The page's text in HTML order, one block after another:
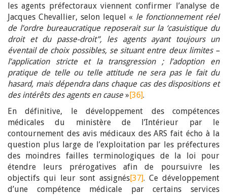
les agents préfectoraux viennent confirmer l’analyse de
Jacques Chevallier, selon lequel « le fonctionnement réel
de l’ordre bureaucratique reposerait sur la ‘casuistique du
droit et du passe-droit’’, les agents ayant toujours un
éventail de choix possibles, se situant entre deux limites –
l’application stricte et la transgression ; l’adoption en
pratique de telle ou telle attitude ne sera pas le fait du
hasard, mais dépendra dans chaque cas des dispositions et
des intérêts des agents en cause»[36].
En définitive, le développement des compétences
médicales du ministère de l’Intérieur par le
contournement des avis médicaux des ARS fait écho à la
question plus large de l’exploitation par les préfectures
des moindres failles terminologiques de la loi pour
étendre leurs prérogatives afin de poursuivre les
objectifs qui leur sont assignés[37]. Ce développement
d’une compétence médicale par certains services